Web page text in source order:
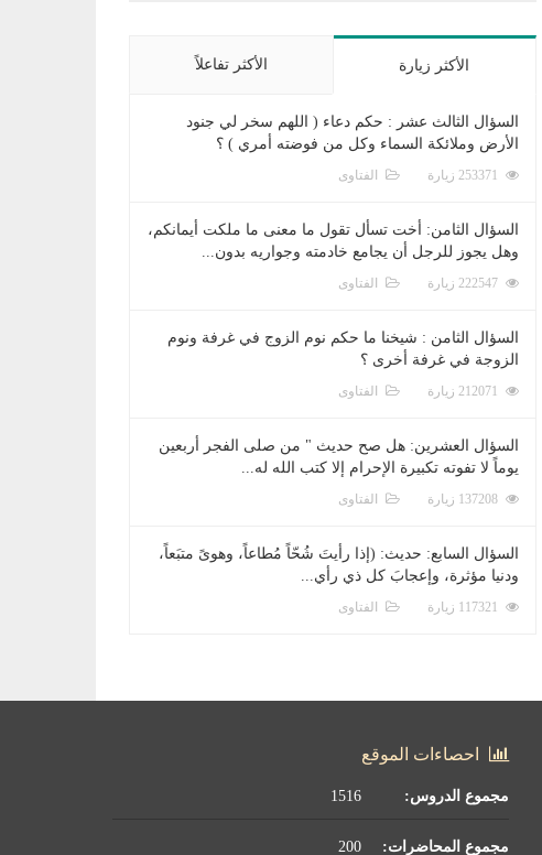
الأكثر زيارة الأكثر تفاعلاً
السؤال الثالث عشر : حكم دعاء ( اللهم سخر لي جنود
الأرض وملائكة السماء وكل من فوضته أمري ) ؟
الفتاوى
السؤال الثامن: أخت تسأل تقول ما معنى ما ملكت أيمانكم،
وهل يجوز للرجل أن يجامع خادمته وجواريه بدون...
الفتاوى
السؤال الثامن : شيخنا ما حكم نوم الزوج في غرفة ونوم
الزوجة في غرفة أخرى ؟
الفتاوى
السؤال العشرين: هل صح حديث " من صلى الفجر أربعين
يوماً لا تفوته تكبيرة الإحرام إلا كتب الله له...
الفتاوى
السؤال السابع: حديث: (إذا رأيتَ شُحّاً مُطاعاً، وهوىً متبَعاً،
ودنيا مؤثرة، وإعجابَ كل ذي رأي...
الفتاوى
احصاءات الموقع
مجموع الدروس:
مجموع المحاضرات: